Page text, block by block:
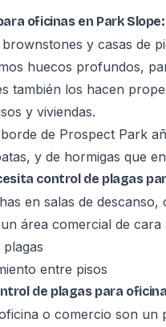
oficinas en Park
y casas de
huecos profundos,
también los hacen
y viviendas.
de Prospect Park
y de hormigas que
control de plagas
en salas de descanso,
área comercial de cara
entre pisos
de plagas para
o comercio son